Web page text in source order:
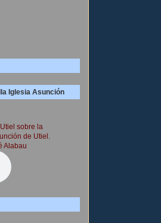
Iglesia Asunción
sobre la
de Utiel.
Alabau